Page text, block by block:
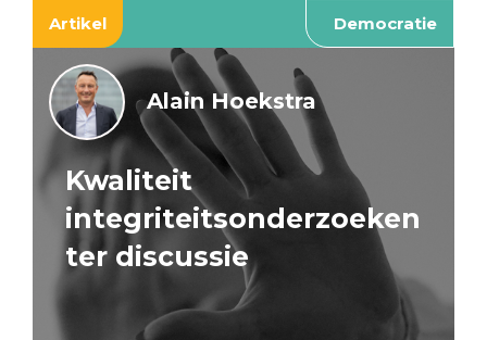
Artikel Democratie
Alain Hoekstra
Kwaliteit
integriteitsonderzoeken
ter discussie